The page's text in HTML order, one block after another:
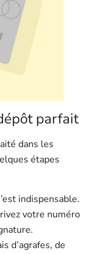
parfait
dans les
étapes
indispensable.
votre numéro
d’agrafes, de